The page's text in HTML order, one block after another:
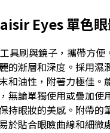
Eyes 單色
具刷與鏡子，攜帶方便
的漸層和深度。採用濕
和油性，附著力極佳。
無論單獨使用或疊加使
持眼妝的美感。附帶的
於貼合眼瞼曲線和細微